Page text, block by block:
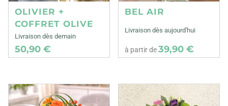
OLIVIER +
COFFRET OLIVE
Livraison dès demain
50,90 €
BEL AIR
Livraison dès aujourd'hui
à partir de39,90 €